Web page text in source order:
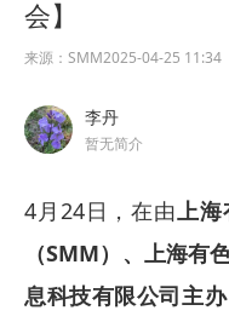
会】
来源： SMM2025-04-25 11:34
李丹
暂无简介
4月24日，在由上海
（SMM）、上海有
息科技有限公司主